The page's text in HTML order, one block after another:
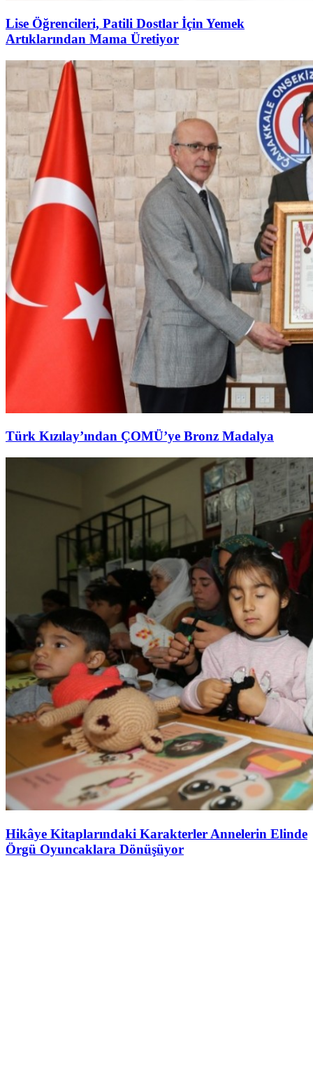
Lise Öğrencileri, Patili Dostlar İçin Yemek
Artıklarından Mama Üretiyor
Türk Kızılay’ından ÇOMÜ’ye Bronz Madalya
Hikâye Kitaplarındaki Karakterler Annelerin Elinde
Örgü Oyuncaklara Dönüşüyor